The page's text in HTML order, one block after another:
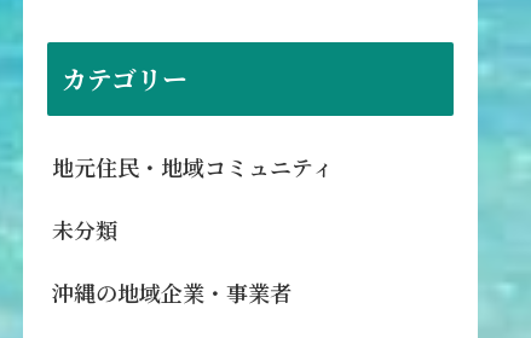
カテゴリー
地元住民・地域コミュニティ
未分類
沖縄の地域企業・事業者